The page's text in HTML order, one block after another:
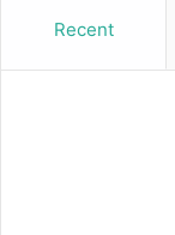
Recent